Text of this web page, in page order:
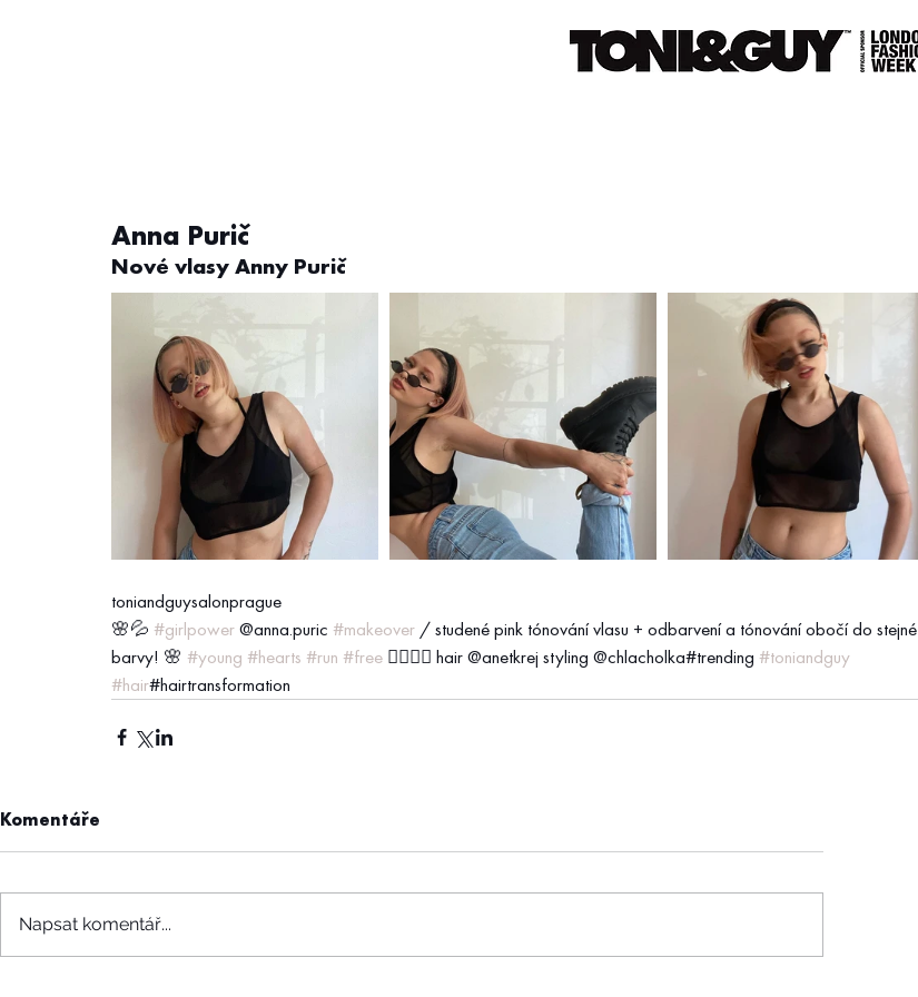
Anna Purič
Nové vlasy Anny Purič
toniandguysalonprague
🌸💦 #girlpower @anna.puric #makeover / studené pink tónování vlasu + odbarvení a tónování obočí do stejné
barvy! 🌸 #young #hearts #run #free 👆🏻💪🏻 hair @anetkrej styling @chlacholka#trending #toniandguy
#hair#hairtransformation
Komentáře
Napsat komentář...